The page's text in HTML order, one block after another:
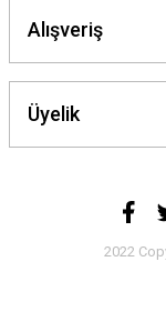
Alışveriş
Üyelik
2022